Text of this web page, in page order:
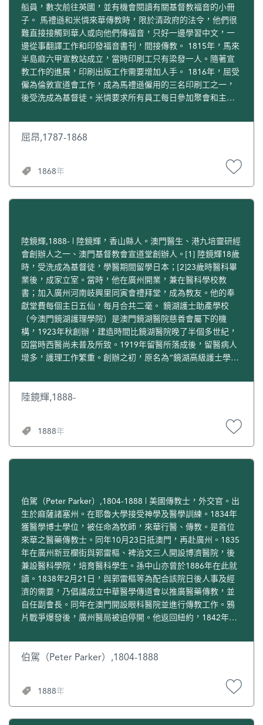
洲協會華北分會成立，被選為主席。1858年為簽訂《中美天
津條約》而出謀策劃。他於1841年在澳門出版《廣東方言撮
要》，此書有助歐美人士學習中國語文，更可從學習中認識
中國文化。1861年11月12日在上海去世。
船員，數次前往英國，並有機會閱讀有關基督教福音的小冊
子。 馬禮遜和米憐來華傳教時，限於清政府的法令，他們很
難直接接觸到華人或向他們傳福音，只好一邊學習中文，一
邊從事翻譯工作和印發福音書刊，間接傳教。 1815年，馬來
半島麻六甲宣教站成立，當時印刷工只有梁發一人。隨著宣
教工作的進展，印刷出版工作需要增加人手。 1816年，屈受
僱為倫敦宣道會工作，成為馬禮遜僱用的三名印刷工之一，
後受洗成為基督徒。米憐要求所有員工每日參加聚會和主日
子，不顧妻兒生活，離家在外，沒有固定的工作。後來，經
馬禮遜教導，他悔改信主。 1830年2月24日禮拜日，馬禮遜
督徒，再度受僱為倫敦會工作，擔任梁發宣教副手，每月由
倫敦會支付工資六元。馬禮遜僱用屈的獨子阿喜為自己打零
工。不久，屈搬去與梁發同住，一起研讀聖經。在馬禮遜的
建議下，阿喜隨之搬入梁家，與梁發之子梁進德一起讀經。
時，仍供奉菩薩偶像？妻子答無。但屈問為甚麼見有拜神的
蠟燭？妻子說敬拜祖先之靈所用。屈說沒有必要禮拜他們，
人若正直得升天堂，人若邪惡入地獄。妻子說可以不再祭拜
諸神，不可不拜祖先，不拜則寧死。你父臨終前以饗祭其靈
為念，灑掃其墓為盼。我已應允你父祭拜，並告以毋須擔
心。如今我夫卻命我勿祭。我不拜則寧死，我活一日，拜一
日。屈見勸誡無用，即作罷。 第二天起，一連多日，屈遍訪
親友，分送圖畫傳單，講解內容，回答質疑，勸誡眾人。 9月
12日，屈取圖畫傳單往訪張某。張某以文學為業，育有兩
子。長子取讀一張出自以賽亞者，問神天爺火華者為誰。屈
張某父子勿拜偶像，當悔改敬拜真神，祈求神風相助以避天
譴來臨。張某長子說其全家行善，不殺生，即小魚亦不食。
乃小事，愛與關注靈魂斯為大重要。屈說完，即離去。 翌
日，屈往訪吸食鴉片煙一位老友，其母近日過世，頗覺悲
傷。老友昔日提及信教受洗。屈為其講解十誡，告以必須全
行遵守，戒除煙癮，始能受洗。老友說去死易於戒煙，無煙
發傳單給別人，並講解與勸誡。離去前，屈以禱告懇求上帝
祝福。 屈受洗歸主後，卻受到妻子的抵制。當他勸誡妻子停
止拜偶像神祗，要相信至高的上帝和救主耶穌基督時，她仍
堅持崇拜祖先和神祗。當屈每日早晨跪下禱告時，妻子大聲
嘲笑他，有時甚至連續數日斥罵他所崇拜的“外國上帝”，並
不停地數落丈夫從前所有的不是，屈忍受著她的怒氣與咒
罵。屈信主之初，仍常粗暴地對待自己的兒子，有時甚至毆
打，驅趕兒子。馬禮遜對他此等行為非常不滿，嚴厲地責備
他。之後，屈大大改善以往的不良行為，因此，得到馬禮遜
的讚賞。 屈在宣教工作上非常認真勤奮，不在馬禮遜家中從
六甲擔任中國傳統木刻的印工，信主後因緣際會又開始從事
石印和活字印刷。1830年馬禮遜成立馬家英式印刷所，以石
印技術，成為最早掌握石印技術的中國人之一。 屈十分熱衷
於活字印刷，與馬禮遜父子一起，打造字模、鑄造活字、印
刷、裝訂，無所不通，成為不可或缺的人物。1831年夏，他
印製出大量的“圖畫福音單張”，一面是圖畫，一面是宣教文
屈昂,1787-1868
1868年
陸鏡輝,1888- | 陸鏡輝，香山縣人。澳門醫生、港九培靈研經
會創辦人之一、澳門基督教會宣道堂創辦人。[1] 陸鏡輝18歲
時，受洗成為基督徒，學醫期間留學日本；[2]23歲時醫科畢
業後，成家立室。當時，他在廣州開業，兼在醫科學校教
書；加入廣州河南岐興里同寅會禮拜堂，成為教友。他的奉
獻堂費每個主日五仙，每月合共二毫。 鏡湖護士助產學校
（今澳門鏡湖護理學院）是澳門鏡湖醫院慈善會屬下的機
構，1923年秋創辦，建造時間比鏡湖醫院晚了半個多世紀，
因當時西醫尚未普及所致。1919年留醫所落成後，留醫病人
增多，護理工作繁重。創辦之初，原名為“鏡湖高級護士學
請陸鏡輝和趙振東、余雅閣、彭瑤之、彭偉田、李漢風、李
傅堂、吳冠琰等八位醫師擔任義務教員，並按中華護士學會
東公立醫科大學學監。1925年上海“五卅”慘案的消息傳到廣
州，1925年6月19日爆發省港大罷工，激起廣州各界人民的
反帝鬥爭熱潮。6月23日，在陳延年、周恩來的領導下，廣州
工農商學兵各界群眾五萬多人在東較場集會，聲討帝國主義
人聽聞的“沙基慘案”，更激起廣東人民對帝國主義侵略者的
仇恨和憤怒。國立廣東大學學生和廣東公立醫科大學學生，
在周恩來等大力支持下，開展廣東公立醫科大學收回教育權
的愛國鬥爭。6月27日晚，該校學生執委會召開會議決定：
一，將公醫歸併廣大。二，組織公醫歸併廣大運動委員會問
席舉出何仿等14人為委員。三，自議決日起全體一致不承認
李樹芬為校長、陸鏡輝為學監，在風潮未解決以前，學校一
切報告及文件概無效力。6月28日上午11時，學生會執委會在
全體學生大會上提出上項決議案，結果全場通過。[4] 1927年
初，廣州市第一屆培靈研經大會的委員會成立，由翟輔民牧
師、鄭德音牧師及陸鏡輝醫生等11位人士擔任。20世紀20年
代後期，福州王載第一次到澳門浸信會堂領奮興會，當時，
譯任務。 1932年，王明道在澳門浸信會堂領奮興培靈會，陸
鏡輝在澳門中華基督教會志道堂服務，同時做黑市西醫。
1933年，陸鏡輝決定就把西醫事業，帶到中山第四、第六、
第五區去，一去就是17年。 1936年，宋尚節博士到中山領奮
陸鏡輝,1888-
1888年
伯駕（Peter Parker）,1804-1888 | 美國傳教士，外交官。出
生於麻薩諸塞州。在耶魯大學接受神學及醫學訓練。1834年
獲醫學博士學位，被任命為牧師，來華行醫、傳教。是首位
來華之醫藥傳教士。同年10月23日抵澳門，再赴廣州。1835
年在廣州新豆欄街與郭雷樞、裨治文三人開設博濟醫院，後
兼設醫科學院，培育醫科學生。孫中山亦曾於1886年在此就
讀。1838年2月21日，與郭雷樞等為配合該院日後人事及經
濟的需要，乃倡議成立中華醫學傳道會以推廣醫藥傳教，並
自任副會長。同年在澳門開設眼科醫院並進行傳教工作。鴉
片戰爭爆發後，廣州醫局被迫停開。他返回紐約，1842年再
團抵達澳門，被聘為中文秘書，協助顧盛脅迫清兩廣總督耆
英簽訂中美《望廈條約》。1855年升任美國駐華公使。1857
大外國人在廣州居住及經商地區，准許外國人進入廣州。是
年回國。1879年起，出任中國醫學傳道會美國分會會長。
1889年1月10日在華盛頓去世。
伯駕（Peter Parker）,1804-1888
1888年